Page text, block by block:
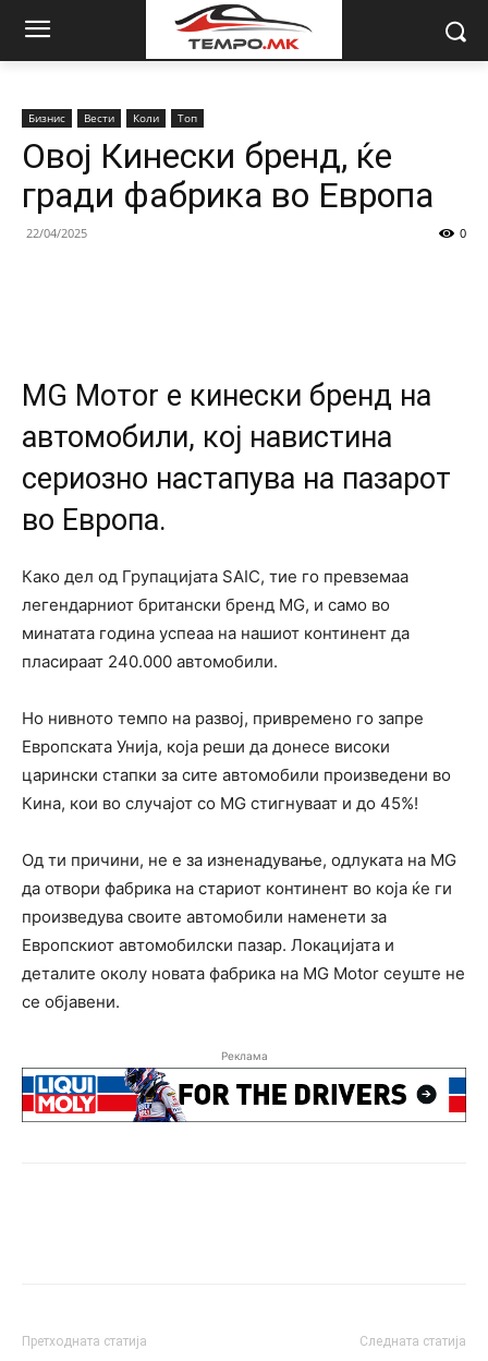
Бизнис Вести Коли Топ
Oвој Кинески бренд, ќе
гради фабрика во Европа
22/04/2025 0
МG Мотor е кинески бренд на
автомобили, кој навистина
сериозно настапува на пазарот
во Европа.
Како дел од Групацијата SAIC, тие го превземаа
легендарниот британски бренд MG, и само во
минатата година успеаа на нашиот континент да
пласираат 240.000 автомобили.
Но нивното темпо на развој, привремено го запре
Европската Унија, која реши да донесе високи
царински стапки за сите автомобили произведени во
Кина, кои во случајот со MG стигнуваат и до 45%!
Од ти причини, не е за изненадување, одлуката на MG
да отвори фабрика на стариот континент во која ќе ги
произведува своите автомобили наменети за
Европскиот автомобилски пазар. Локацијата и
деталите околу новата фабрика на MG Motor сеуште не
се објавени.
Реклама
Претходната статија Следната статија